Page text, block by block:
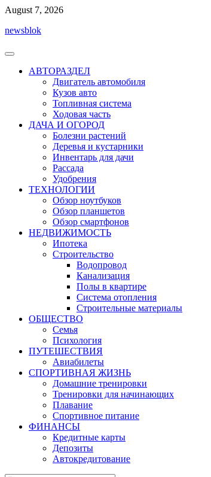
Перейти
содержимому
August 7, 2026
newsblok
АВТОРАЗДЕЛ
Двигатель автомобиля
Кузов авто
Топливная система
Ходовая часть
ДАЧА И ОГОРОД
Болезни растений
Деревья и кустарники
Инвентарь для дачи
Рассада
Удобрения
ТЕХНОЛОГИИ
Обзор ноутбуков
Обзор планшетов
Обзор смартфонов
НЕДВИЖИМОСТЬ
Ипотека
Строительство
Водопровод
Канализация
Полы в квартире
Система отопления
Строительные материалы
ОБЩЕСТВО
Семья
Психология
ПУТЕШЕСТВИЯ
Авиабилеты
СПОРТИВНАЯ ЖИЗНЬ
Домашние тренировки
Тренировки для начинающих
Плавание
Спортивное питание
ФИНАНСЫ
Кредитные карты
Депозиты
Автокредитование